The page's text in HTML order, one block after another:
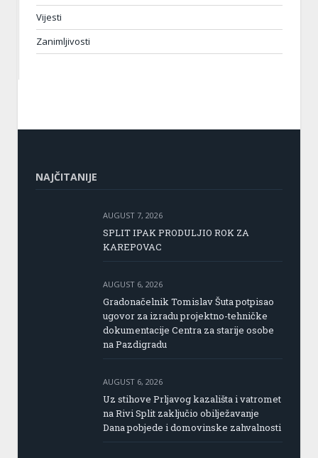
Vijesti
Zanimljivosti
NAJČITANIJE
AUGUST 7, 2026
SPLIT IPAK PRODULJIO ROK ZA
KAREPOVAC
AUGUST 6, 2026
Gradonačelnik Tomislav Šuta potpisao
ugovor za izradu projektno-tehničke
dokumentacije Centra za starije osobe
na Pazdigradu
AUGUST 6, 2026
Uz stihove Prljavog kazališta i vatromet
na Rivi Split zaključio obilježavanje
Dana pobjede i domovinske zahvalnosti